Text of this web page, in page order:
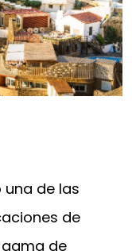
una de las
de
de